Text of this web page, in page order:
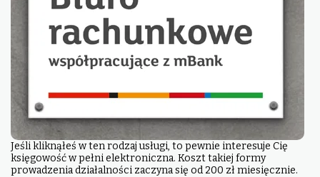
Jeśli kliknąłeś w ten rodzaj usługi, to pewnie interesuje Cię
księgowość w pełni elektroniczna. Koszt takiej formy
prowadzenia działalności zaczyna się od 200 zł miesięcznie.